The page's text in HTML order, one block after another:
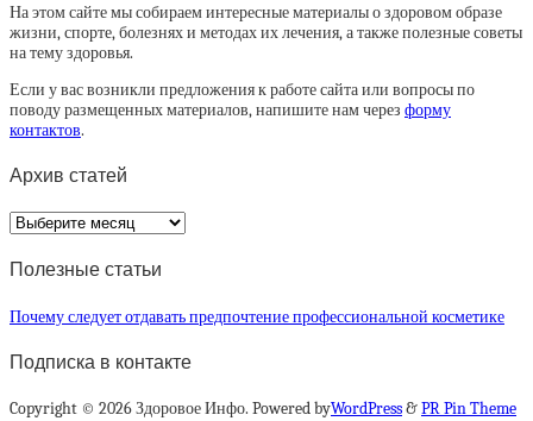
На этом сайте мы собираем интересные материалы о здоровом образе
жизни, спорте, болезнях и методах их лечения, а также полезные советы
на тему здоровья.
Если у вас возникли предложения к работе сайта или вопросы по
поводу размещенных материалов, напишите нам через форму
контактов.
Архив статей
Архив
статей
Полезные статьи
Почему следует отдавать предпочтение профессиональной косметике
Подписка в контакте
Copyright © 2026 Здоровое Инфо. Powered byWordPress&PR Pin Theme